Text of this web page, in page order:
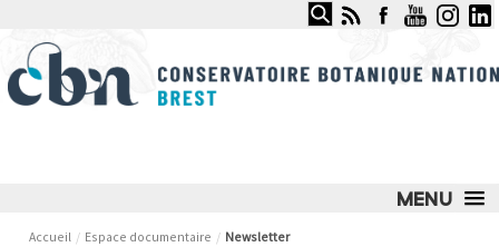
Rechercher
LE CONSERVATOIRE
Accueil / Espace documentaire / Newsletter